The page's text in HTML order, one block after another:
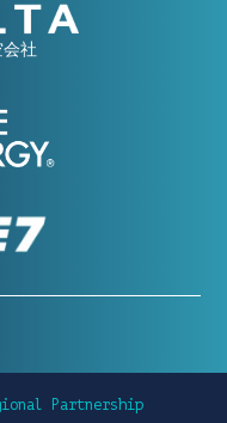
会社
Partnership